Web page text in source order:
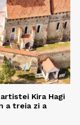
Kira Hagi
a treia zi a